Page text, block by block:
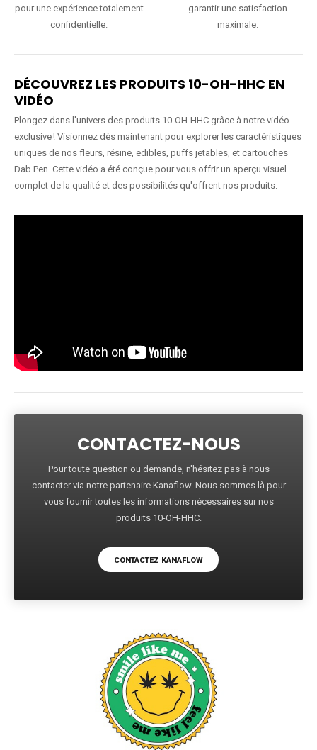
pour une expérience totalement
confidentielle.
garantir une satisfaction
maximale.
DÉCOUVREZ LES PRODUITS 10-OH-HHC EN
VIDÉO
Plongez dans l'univers des produits 10-OH-HHC grâce à notre vidéo
exclusive ! Visionnez dès maintenant pour explorer les caractéristiques
uniques de nos fleurs, résine, edibles, puffs jetables, et cartouches
Dab Pen. Cette vidéo a été conçue pour vous offrir un aperçu visuel
complet de la qualité et des possibilités qu'offrent nos produits.
CONTACTEZ-NOUS
Pour toute question ou demande, n'hésitez pas à nous
contacter via notre partenaire Kanaflow. Nous sommes là pour
vous fournir toutes les informations nécessaires sur nos
produits 10-OH-HHC.
CONTACTEZ KANAFLOW